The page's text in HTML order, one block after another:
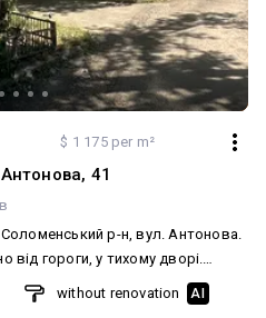
$ 1 175 per m²
41
р-н, вул. Антонова.
від гороги, у тихому дворі.
Незвичайне планування,
(ванна ). Квартира в
without renovation AI